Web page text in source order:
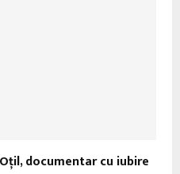
documentar cu iubire